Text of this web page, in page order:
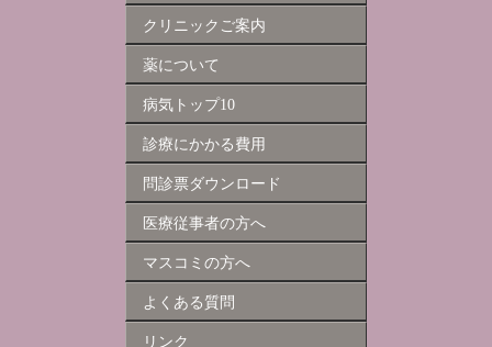
クリニックご案内
薬について
病気トップ10
診療にかかる費用
問診票ダウンロード
医療従事者の方へ
マスコミの方へ
よくある質問
リンク